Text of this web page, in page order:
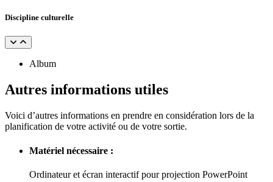
Discipline culturelle
Album
Autres informations utiles
Voici d’autres informations en prendre en considération lors de la
planification de votre activité ou de votre sortie.
Matériel nécessaire :
Ordinateur et écran interactif pour projection PowerPoint